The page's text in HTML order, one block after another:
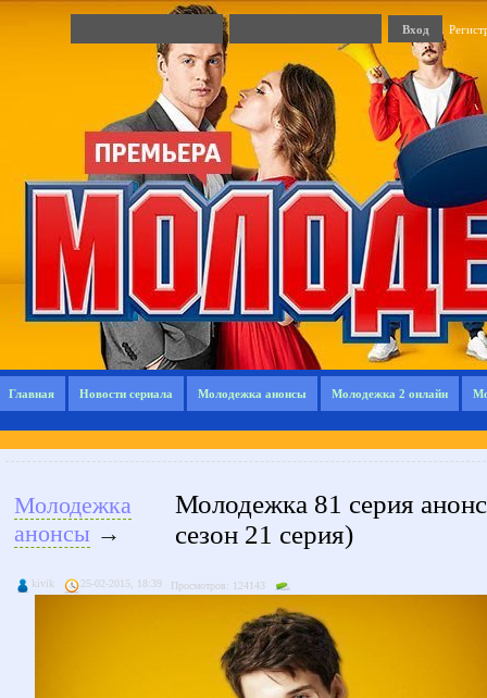
Главная Новости сериала Молодежка анонсы Молодежка 2 онлайн
Молодежка
анонсы →
Молодежка 81 серия
сезон 21 серия)
kivik 25-02-2015, 18:39 Просмотров: 124143